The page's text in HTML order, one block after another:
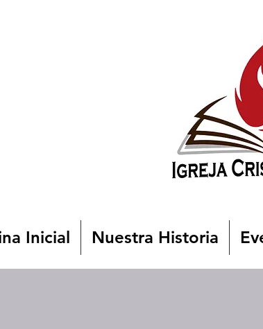
Inicial Nuestra Historia